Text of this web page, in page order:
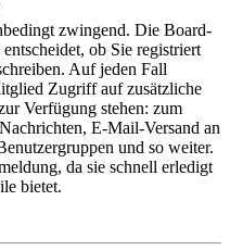
zwingend. Die Board-
ob Sie registriert
Auf jeden Fall
Zugriff auf zusätzliche
Verfügung stehen: zum
E-Mail-Versand an
und so weiter.
da sie schnell erledigt
bietet.